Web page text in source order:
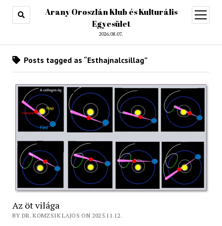
Arany Oroszlán Klub és Kulturális
Egyesület
2026.08.07.
open
menu
Posts tagged as “Esthajnalcsillag”
Az öt világa
BY DR. KOMZSIK LAJOS ON 2025.11.12.